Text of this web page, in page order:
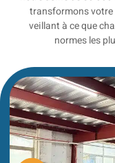
transformons votre
veillant à ce que
normes les